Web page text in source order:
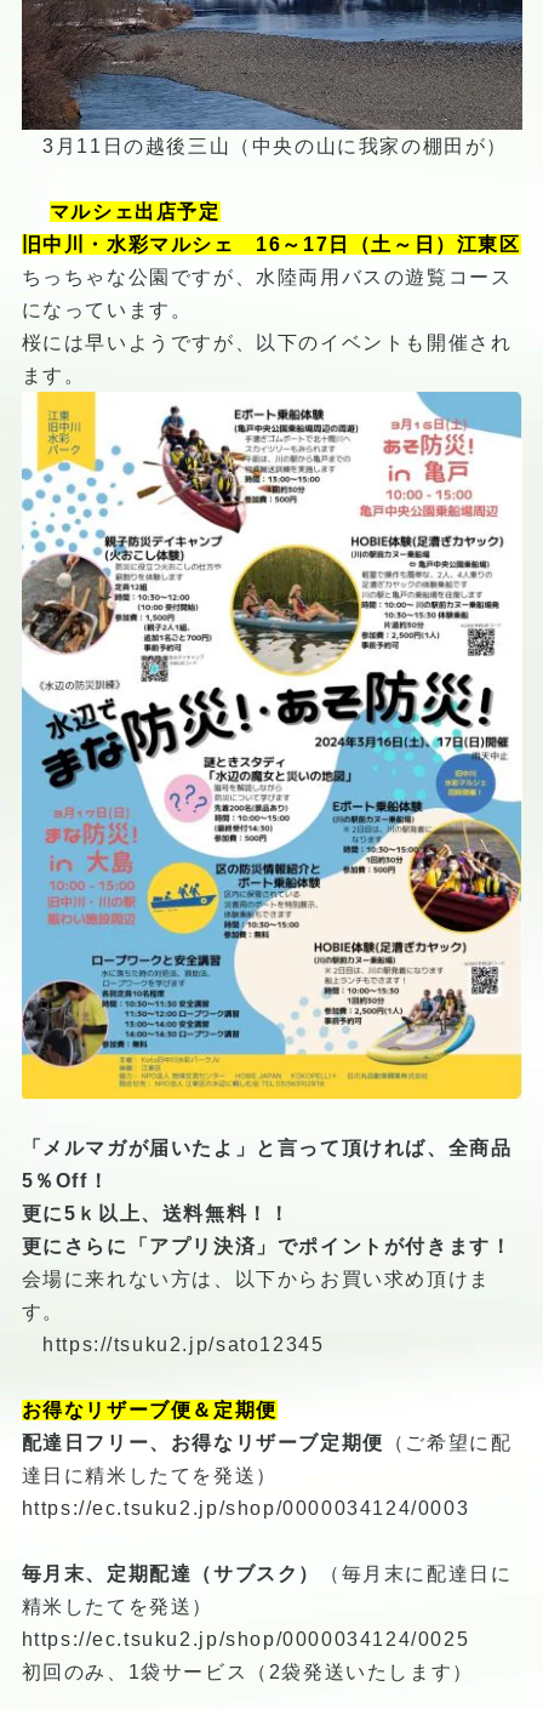
3月11日の越後三山（中央の山に我家の棚田が）
マルシェ出店予定
旧中川・水彩マルシェ 16～17日（土～日）江東区
ちっちゃな公園ですが、水陸両用バスの遊覧コース
になっています。
桜には早いようですが、以下のイベントも開催され
ます。
「メルマガが届いたよ」と言って頂ければ、全商品
5％Off！
更に5ｋ以上、送料無料！！
更にさらに「アプリ決済」でポイントが付きます！
会場に来れない方は、以下からお買い求め頂けま
す。
https://tsuku2.jp/sato12345
お得なリザーブ便＆定期便
配達日フリー、お得なリザーブ定期便
（ご希望に配
達日に精米したてを発送）
https://ec.tsuku2.jp/shop/0000034124/0003
毎月末、定期配達（サブスク）
（毎月末に配達日に
精米したてを発送）
https://ec.tsuku2.jp/shop/0000034124/0025
初回のみ、1袋サービス（2袋発送いたします）